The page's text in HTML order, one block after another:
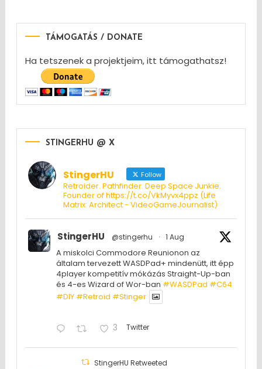
TÁMOGATÁS / DONATE
Ha tetszenek a projektjeim, itt támogathatsz!
STINGERHU @ X
StingerHU Follow
Retroider. Pathfinder. Deep Space Junkie.
Founder of https://t.co/VkMyvx4ppz (Life
Matrix: Architect - VideoGameJournalist)
StingerHU @stingerhu · 1 Aug
A miskolci Commodore Reunionon az
általam tervezett WASDPad+ mindenütt, itt épp
4player kompetitív mókázás Straight-Up-ban
és 4-es Wizard of Wor-ban #WASDPad #C64
#DIY #Retroid #Stinger
3 Twitter
StingerHU Retweeted